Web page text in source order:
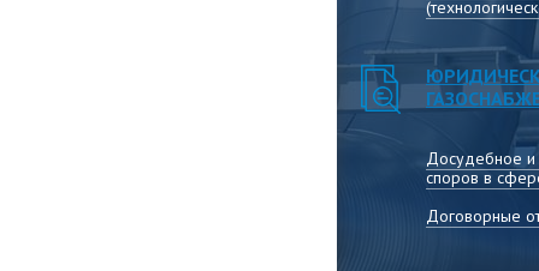
Досудебное
споров в
Договорные